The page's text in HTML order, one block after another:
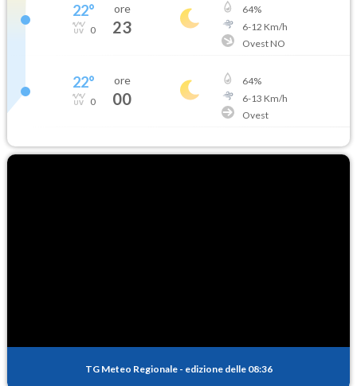
22°
0
ore
23
64%
6-12 Km/h
Ovest NO
22°
0
ore
00
64%
6-13 Km/h
Ovest
TG Meteo Regionale - edizione delle 08:36